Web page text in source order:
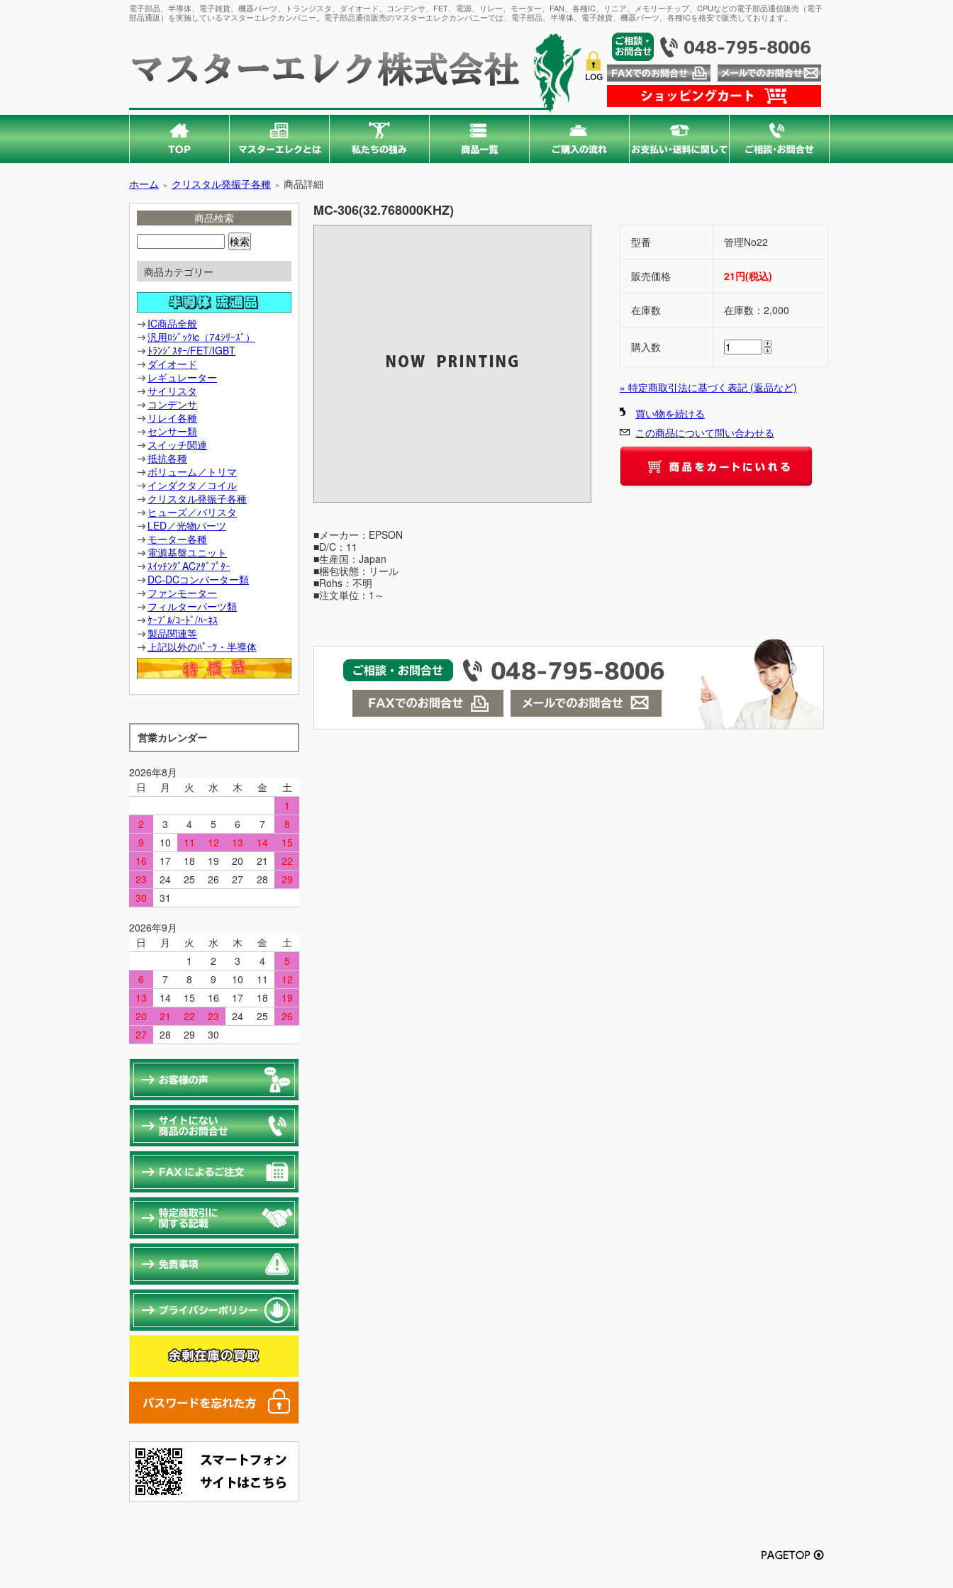
電子部品、半導体、電子雑貨、機器パーツ、トランジスタ、ダイオード、コンデンサ、FET、電源、リレー、モーター、FAN、各種IC、リニア、メモリーチップ、CPUなどの電子部品通信販売（電子
部品通販）を実施しているマスターエレクカンパニー。電子部品通信販売のマスターエレクカンパニーでは、電子部品、半導体、電子雑貨、機器パーツ、各種ICを格安で販売しております。
LOG
ホーム ＞ クリスタル発振子各種 ＞ 商品詳細
商品検索
商品カテゴリー
IC商品全般
汎用ﾛｼﾞｯｸic（74ｼﾘｰｽﾞ）
ﾄﾗﾝｼﾞｽﾀｰ/FET/IGBT
ダイオード
レギュレーター
サイリスタ
コンデンサ
リレイ各種
センサー類
スイッチ関連
抵抗各種
ボリューム／トリマ
インダクタ／コイル
クリスタル発振子各種
ヒューズ／バリスタ
LED／光物パーツ
モーター各種
電源基盤ユニット
ｽｲｯﾁﾝｸﾞACｱﾀﾞﾌﾟﾀｰ
DC-DCコンバーター類
ファンモーター
フィルターパーツ類
ｹｰﾌﾞﾙ/ｺｰﾄﾞ/ﾊｰﾈｽ
製品関連等
上記以外のﾊﾟｰﾂ・半導体
営業カレンダー
2026年8月
日
月 火 水 木 金
土
1
2
3 4 5 6 7
8
9
10 11 12 13 14
15
16
17 18 19 20 21
22
23
24 25 26 27 28
29
30
31
2026年9月
日
月 火 水 木 金
土
1
2 3 4
5
6
7 8 9 10 11
12
13
14 15 16 17 18
19
20
21 22 23 24 25
26
27
28 29 30
MC-306(32.768000KHZ)
型番 管理No22
販売価格 21円(税込)
在庫数 在庫数：2,000
購入数
» 特定商取引法に基づく表記 (返品など)
買い物を続ける
この商品について問い合わせる
■メーカー：EPSON
■D/C：11
■生産国：Japan
■梱包状態：リール
■Rohs：不明
■注文単位：1～